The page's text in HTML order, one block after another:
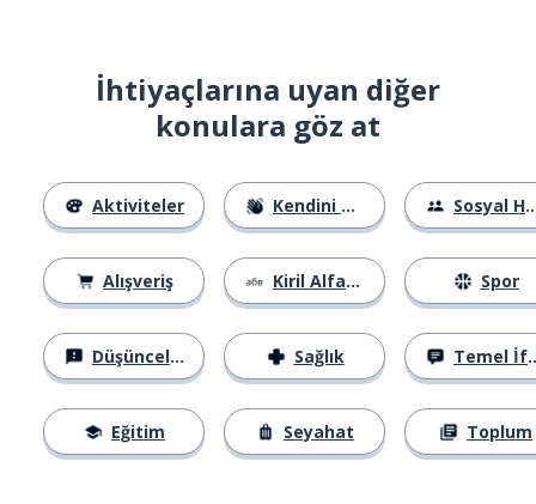
İhtiyaçlarına uyan diğer
konulara göz at
Aktiviteler
Alışveriş
Düşünceler
Eğitim
Kendini Tanıtma
Kiril Alfabesi
Sağlık
Seyahat
Sosyal Hayat
Spor
Temel İfadeler
Toplum